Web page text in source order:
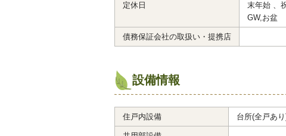
定休日
末年始 、
GW,お盆
債務保証会社の取扱い・提携店
設備情報
住戸内設備 台所(全戸あ